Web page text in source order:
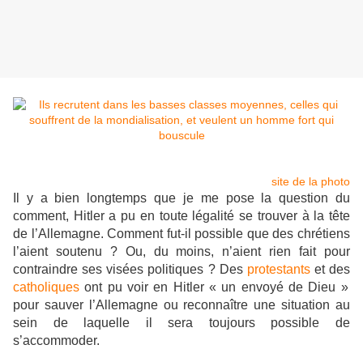
site de la photo
Il y a bien longtemps que je me pose la question du
comment, Hitler a pu en toute légalité se trouver à la tête
de l’Allemagne. Comment fut-il possible que des chrétiens
l’aient soutenu ? Ou, du moins, n’aient rien fait pour
contraindre ses visées politiques ? Desprotestantset des
catholiques ont pu voir en Hitler « un envoyé de Dieu »
pour sauver l’Allemagne ou reconnaître une situation au
sein de laquelle il sera toujours possible de
s’accommoder.